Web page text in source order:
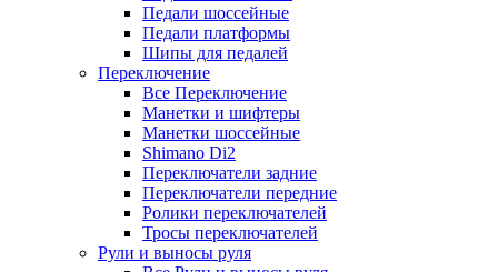
Педали шоссейные
Педали платформы
Шипы для педалей
Переключение
Все Переключение
Манетки и шифтеры
Манетки шоссейные
Shimano Di2
Переключатели задние
Переключатели передние
Ролики переключателей
Тросы переключателей
Рули и выносы руля